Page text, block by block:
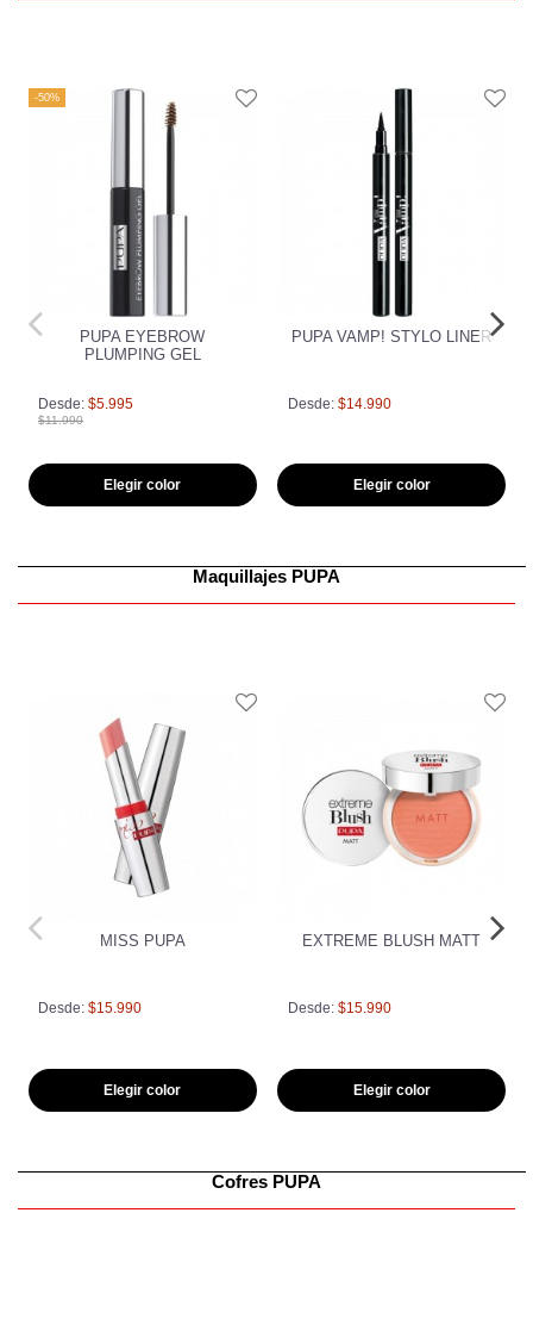
-50%
PUPA EYEBROW
PLUMPING GEL
Desde: $5.995
$11.990
Elegir color
PUPA VAMP! STYLO LINER
Desde:$14.990
Elegir color
Maquillajes PUPA
MISS PUPA
Desde: $15.990
Elegir color
EXTREME BLUSH MATT
Desde:$15.990
Elegir color
Cofres PUPA